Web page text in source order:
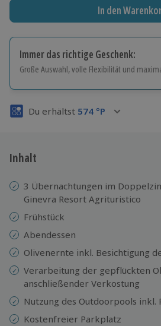
In den
Immer das richtige Geschenk:
Große Auswahl, volle Flexibilität und
Volle Flexibilität
3 Jahre gültig & verlängerbar.
Du erhältst 574 °P
Inhalt
3 Übernachtungen im
Ginevra Resort Agrituristico
Frühstück
Abendessen
Olivenernte inkl. Besichtigung
Verarbeitung der gepflückten
anschließender Verkostung
Nutzung des Outdoorpools inkl.
Kostenfreier Parkplatz